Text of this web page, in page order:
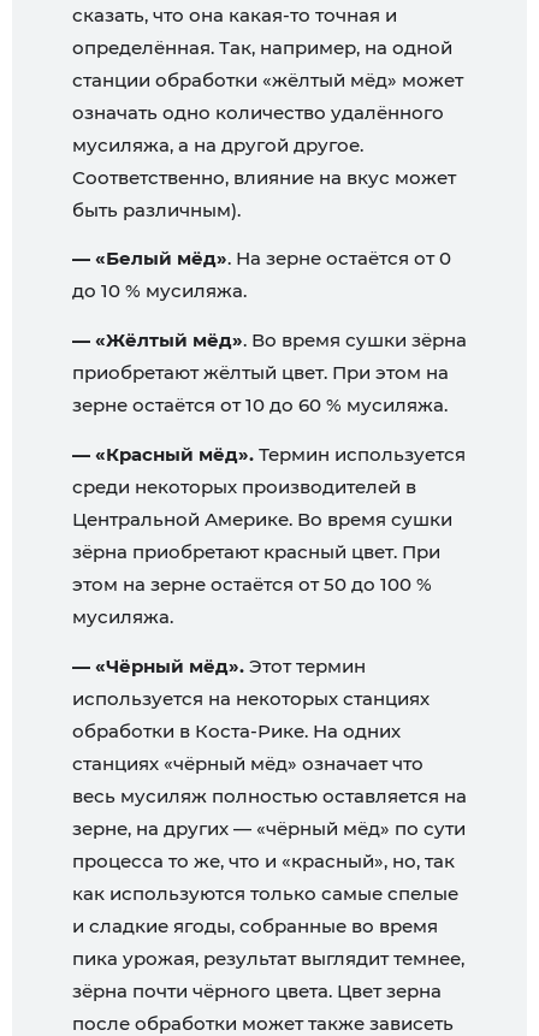
сказать, что она какая-то точная и
определённая. Так, например, на одной
станции обработки «жёлтый мёд» может
означать одно количество удалённого
мусиляжа, а на другой другое.
Соответственно, влияние на вкус может
быть различным).
— «Белый мёд». На зерне остаётся от 0
до 10 % мусиляжа.
— «Жёлтый мёд». Во время сушки зёрна
приобретают жёлтый цвет. При этом на
зерне остаётся от 10 до 60 % мусиляжа.
— «Красный мёд». Термин используется
среди некоторых производителей в
Центральной Америке. Во время сушки
зёрна приобретают красный цвет. При
этом на зерне остаётся от 50 до 100 %
мусиляжа.
— «Чёрный мёд». Этот термин
используется на некоторых станциях
обработки в Коста-Рике. На одних
станциях «чёрный мёд» означает что
весь мусиляж полностью оставляется на
зерне, на других — «чёрный мёд» по сути
процесса то же, что и «красный», но, так
как используются только самые спелые
и сладкие ягоды, собранные во время
пика урожая, результат выглядит темнее,
зёрна почти чёрного цвета. Цвет зерна
после обработки может также зависеть